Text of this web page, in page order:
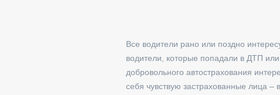
Все водители рано или поздно
водители, которые попадали в ДТП
добровольного автострахования
себя чувствую застрахованные лица